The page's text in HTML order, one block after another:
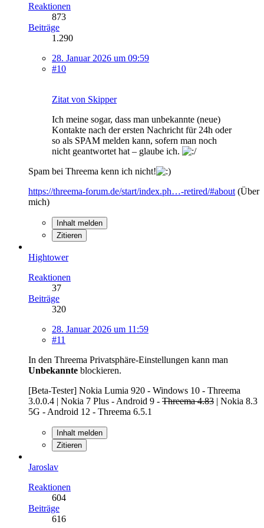
Reaktionen
873
Beiträge
1.290
28. Januar 2026 um 09:59
#10
Zitat von Skipper
Ich meine sogar, dass man unbekannte (neue)
Kontakte nach der ersten Nachricht für 24h oder
so als SPAM melden kann, sofern man noch
nicht geantwortet hat – glaube ich.
Spam bei Threema kenn ich nicht!
https://threema-forum.de/start/index.ph…-retired/#about (Über
mich)
Inhalt melden
Zitieren
Hightower
Reaktionen
37
Beiträge
320
28. Januar 2026 um 11:59
#11
In den Threema Privatsphäre-Einstellungen kann man
Unbekannte blockieren.
[Beta-Tester] Nokia Lumia 920 - Windows 10 - Threema
3.0.0.4 | Nokia 7 Plus - Android 9 - Threema 4.83 | Nokia 8.3
5G - Android 12 - Threema 6.5.1
Inhalt melden
Zitieren
Jaroslav
Reaktionen
604
Beiträge
616